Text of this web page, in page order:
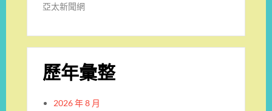
亞太新聞網
歷年彙整
2026 年 8 月